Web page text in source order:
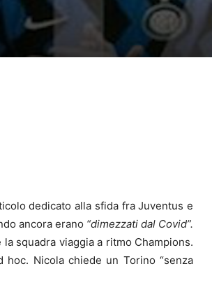
dedicato alla sfida fra Juventus e
ancora erano “dimezzati dal Covid”.
squadra viaggia a ritmo Champions.
hoc. Nicola chiede un Torino “senza